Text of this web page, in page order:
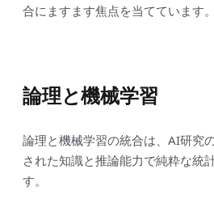
合にますます焦点を当てています。
論理と機械学習
論理と機械学習の統合は、AI研究
された知識と推論能力で純粋な統
す。